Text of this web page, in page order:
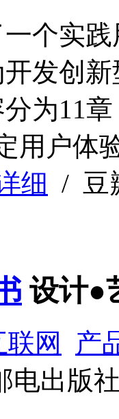
个实
发创
为11
用户体
细 / 豆
设计●
联网
产
出版